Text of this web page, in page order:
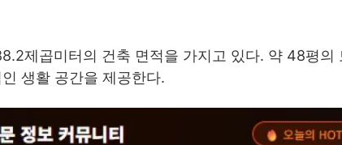
제곱미터의 건축 면적을 가지고 있다. 약 48평의
생활 공간을 제공한다.